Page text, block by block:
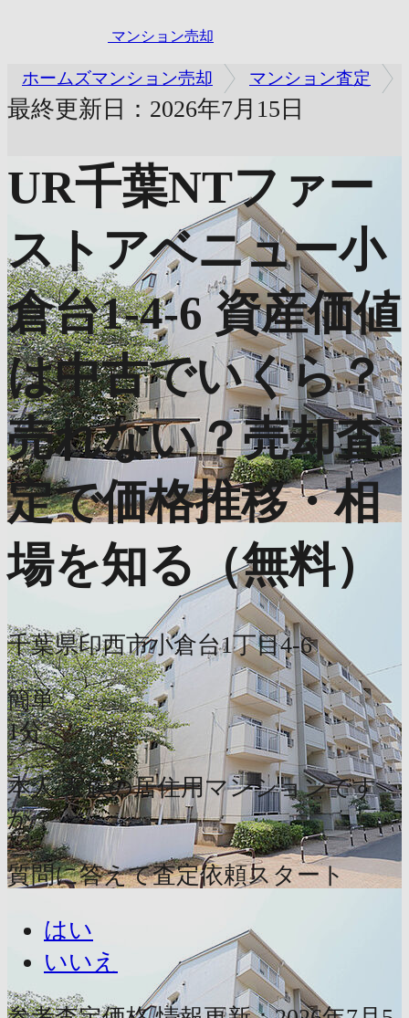
マンション売却
ホームズマンション売却 マンション査定
最終更新日：2026年7月15日
UR千葉NTファー
ストアベニュー小
倉台1-4-6 資産価値
は中古でいくら？
売れない？売却査
定で価格推移・相
場を知る（無料）
千葉県印西市小倉台1丁目4-6
簡単
1分
本人/家族の居住用マンションです
か？
質問に答えて査定依頼スタート
はい
いいえ